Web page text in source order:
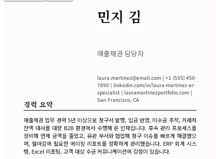
민지 김
매출채권 담당자
laura.martinez@email.com | +1 (555) 456-
7890 | linkedin.com/in/laura-martinez-ar-
specialist | lauramartinezportfolio.com |
San Francisco, CA
경력 요약
매출채권 업무 경력 5년 이상으로 청구서 발행, 입금 반영, 미수금 추적, 거래처
잔액 대사를 대량 B2B 환경에서 수행해 온 인재입니다. 후속 관리 프로세스를
정비해 연체 금액을 줄였고, 유관 부서와 협업해 청구 이슈를 빠르게 해결했으
며, 월마감에 필요한 에이징 리포트를 정확하게 관리했습니다. ERP 회계 시스
템, Excel 리포팅, 고객 대상 수금 커뮤니케이션에 강점이 있습니다.